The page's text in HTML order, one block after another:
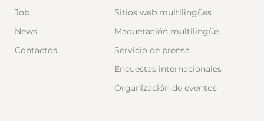
Job
News
Contactos
Sitios web multilingües
Maquetación multilingüe
Servicio de prensa
Encuestas internacionales
Organización de eventos